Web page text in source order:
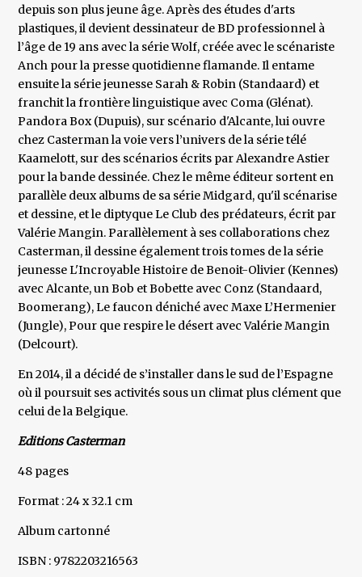
depuis son plus jeune âge. Après des études d'arts
plastiques, il devient dessinateur de BD professionnel à
l’âge de 19 ans avec la série Wolf, créée avec le scénariste
Anch pour la presse quotidienne flamande. Il entame
ensuite la série jeunesse Sarah & Robin (Standaard) et
franchit la frontière linguistique avec Coma (Glénat).
Pandora Box (Dupuis), sur scénario d'Alcante, lui ouvre
chez Casterman la voie vers l’univers de la série télé
Kaamelott, sur des scénarios écrits par Alexandre Astier
pour la bande dessinée. Chez le même éditeur sortent en
parallèle deux albums de sa série Midgard, qu'il scénarise
et dessine, et le diptyque Le Club des prédateurs, écrit par
Valérie Mangin. Parallèlement à ses collaborations chez
Casterman, il dessine également trois tomes de la série
jeunesse L'Incroyable Histoire de Benoit-Olivier (Kennes)
avec Alcante, un Bob et Bobette avec Conz (Standaard,
Boomerang), Le faucon déniché avec Maxe L’Hermenier
(Jungle), Pour que respire le désert avec Valérie Mangin
(Delcourt).
En 2014, il a décidé de s’installer dans le sud de l’Espagne
où il poursuit ses activités sous un climat plus clément que
celui de la Belgique.
Editions Casterman
48 pages
Format : 24 x 32.1 cm
Album cartonné
ISBN : 9782203216563